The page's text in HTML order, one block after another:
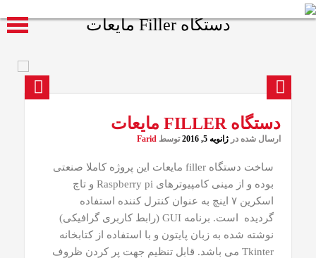
دستگاه Filler مایعات
Next
دستگاه FILLER مایعات
ارسال شده در ژانویه 5, 2016 توسط Farid
ساخت دستگاه filler مایعات این پروژه کاملا صنعتی
بوده و از مینی کامپیوترهای Raspberry pi و تاچ
اسکرین ۷ اینچ به عنوان کنترل کننده استفاده
گردیده است. برنامه GUI (رابط کاربری گرافیکی)
نوشته شده به زبان پایتون و با استفاده از کتابخانه
Tkinter می باشد. قابل تنظیم جهت پر کردن ظروف